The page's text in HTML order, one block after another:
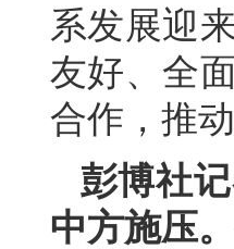
系发展迎
友好、全
合作，推
彭博社
中方施压